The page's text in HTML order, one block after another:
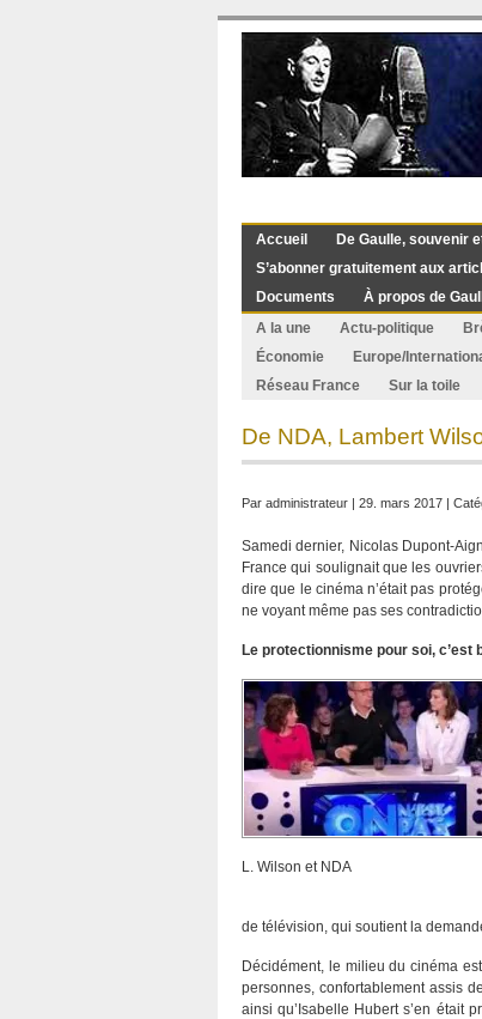
Accueil De Gaulle, souvenir
S’abonner gratuitement aux
Documents
À propos de
A la une
Actu-politique
Économie
Europe/
Réseau France
Sur la toile
De NDA, Lambert
Par administrateur | 29. mars 2017 |
Samedi dernier, Nicolas Dupont-
France qui soulignait que les
dire que le cinéma n’était pas
ne voyant même pas ses
Le protectionnisme pour soi,
L. Wilson et NDA
de télévision, qui soutient la
Décidément, le milieu du cinéma
personnes, confortablement assis
ainsi qu’Isabelle Hubert s’en était